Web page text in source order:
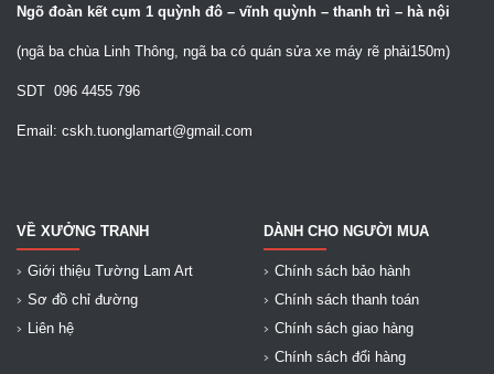
Ngõ đoàn kết cụm 1 quỳnh đô – vĩnh quỳnh – thanh trì – hà nội
(ngã ba chùa Linh Thông, ngã ba có quán sửa xe máy rẽ phải150m)
SDT 096 4455 796
Email: cskh.tuonglamart@gmail.com
VỀ XƯỞNG TRANH
Giới thiệu Tường Lam Art
Sơ đồ chỉ đường
Liên hệ
DÀNH CHO NGƯỜI MUA
Chính sách bảo hành
Chính sách thanh toán
Chính sách giao hàng
Chính sách đổi hàng